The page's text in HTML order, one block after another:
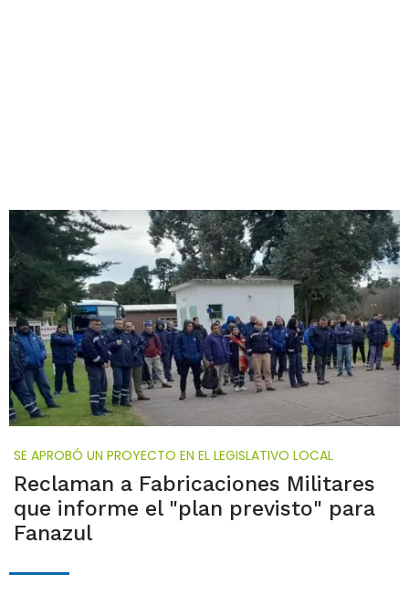
SE APROBÓ UN PROYECTO EN EL LEGISLATIVO LOCAL
Reclaman a Fabricaciones Militares
que informe el "plan previsto" para
Fanazul